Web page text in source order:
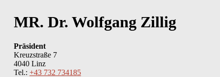
MR. Dr. Wolfgang Zillig
Präsident
Kreuzstraße 7
4040 Linz
Tel.: +43 732 734185